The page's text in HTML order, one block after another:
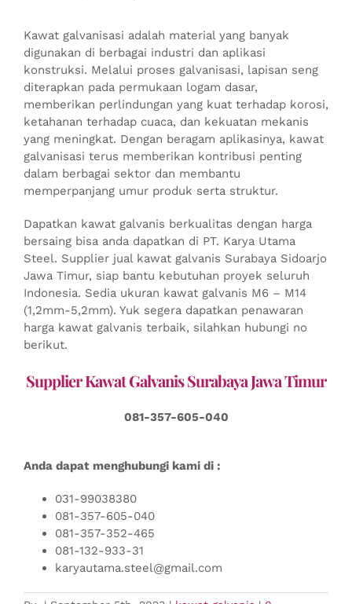
Kawat galvanisasi adalah material yang banyak
digunakan di berbagai industri dan aplikasi
konstruksi. Melalui proses galvanisasi, lapisan seng
diterapkan pada permukaan logam dasar,
memberikan perlindungan yang kuat terhadap korosi,
ketahanan terhadap cuaca, dan kekuatan mekanis
yang meningkat. Dengan beragam aplikasinya, kawat
galvanisasi terus memberikan kontribusi penting
dalam berbagai sektor dan membantu
memperpanjang umur produk serta struktur.
Dapatkan kawat galvanis berkualitas dengan harga
bersaing bisa anda dapatkan di PT. Karya Utama
Steel. Supplier jual kawat galvanis Surabaya Sidoarjo
Jawa Timur, siap bantu kebutuhan proyek seluruh
Indonesia. Sedia ukuran kawat galvanis M6 – M14
(1,2mm-5,2mm). Yuk segera dapatkan penawaran
harga kawat galvanis terbaik, silahkan hubungi no
berikut.
Supplier Kawat Galvanis Surabaya Jawa Timur
081-357-605-040
Anda dapat menghubungi kami di :
031-99038380
081-357-605-040
081-357-352-465
081-132-933-31
karyautama.steel@gmail.com